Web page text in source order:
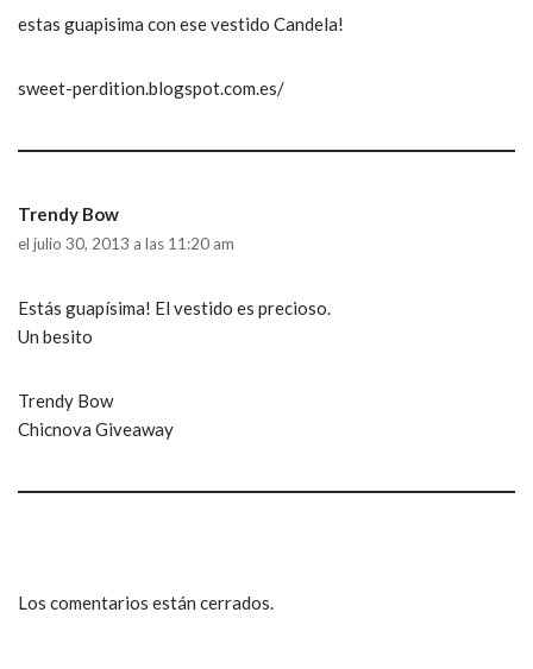
estas guapisima con ese vestido Candela!
sweet-perdition.blogspot.com.es/
Trendy Bow
el julio 30, 2013 a las 11:20 am
Estás guapísima! El vestido es precioso.
Un besito
Trendy Bow
Chicnova Giveaway
Los comentarios están cerrados.